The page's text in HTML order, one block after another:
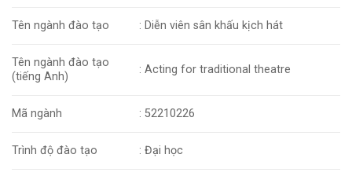
Tên ngành đào tạo : Diễn viên sân khấu kịch hát
Tên ngành đào tạo
(tiếng Anh)
: Acting for traditional theatre
Mã ngành : 52210226
Trình độ đào tạo : Đại học